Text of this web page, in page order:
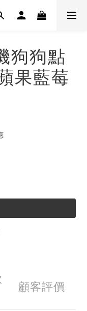
狗狗點
果藍莓
顧客評價